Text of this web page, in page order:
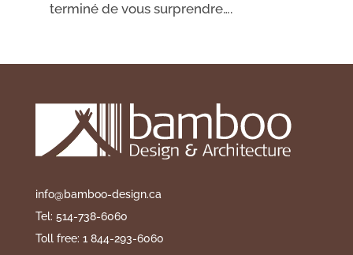
terminé de vous surprendre….
info@bamboo-design.ca
Tel: 514-738-6060
Toll free: 1 844-293-6060